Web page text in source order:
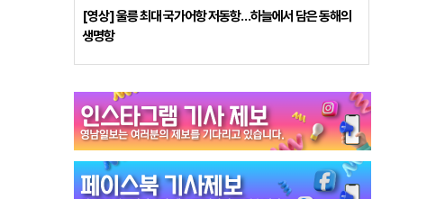
[영상] 울릉 최대 국가어항 저동항…하늘에서 담은 동해의
생명항